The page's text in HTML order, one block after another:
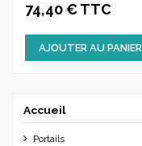
74,40 € TTC
AJOUTER AU PANIER
Accueil
Portails